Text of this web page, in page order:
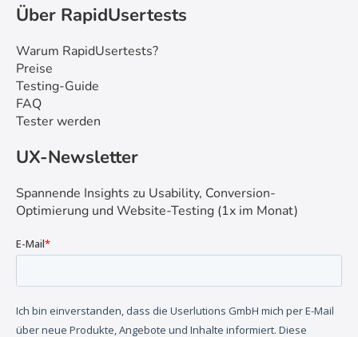
Über RapidUsertests
Warum RapidUsertests?
Preise
Testing-Guide
FAQ
Tester werden
UX-Newsletter
Spannende Insights zu Usability, Conversion-
Optimierung und Website-Testing (1x im Monat)